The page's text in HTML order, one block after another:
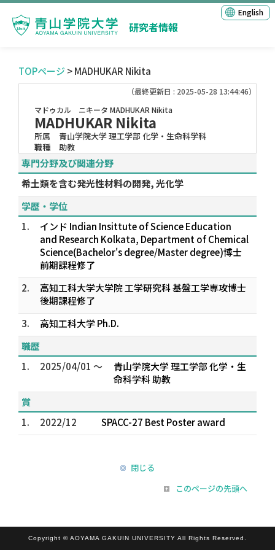
研究者情報
English
TOPページ > MADHUKAR Nikita
（最終更新日 : 2025-05-28 13:44:46）
マドゥカル ニキータ MADHUKAR Nikita
MADHUKAR Nikita
所属
青山学院大学 理工学部 化学・生命科学科
職種
助教
専門分野及び関連分野
希土類を含む発光性材料の開発, 光化学
学歴・学位
1.
インド Indian Insittute of Science Education
and Research Kolkata, Department of Chemical
Science(Bachelor's degree/Master degree)博士
前期課程修了
2.
高知工科大学大学院 工学研究科 基盤工学専攻博士
後期課程修了
3.
高知工科大学 Ph.D.
職歴
1.
2025/04/01 ～
青山学院大学 理工学部 化学・生
命科学科 助教
賞
1.
2022/12 SPACC-27 Best Poster award
閉じる
このページの先頭へ
Copyright © AOYAMA GAKUIN UNIVERSITY All Rights Reserved.